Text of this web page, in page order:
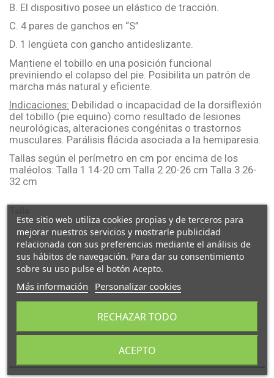
B. El dispositivo posee un elástico de tracción.
C. 4 pares de ganchos en “S”
D. 1 lengüeta con gancho antideslizante.
Mantiene el tobillo en una posición funcional
previniendo el colapso del pie. Posibilita un patrón de
marcha más natural y eficiente.
Indicaciones: Debilidad o incapacidad de la dorsiflexión
del tobillo (pie equino) como resultado de lesiones
neurológicas, alteraciones congénitas o trastornos
musculares. Parálisis flácida asociada a la hemiparesia.
Tallas según el perímetro en cm por encima de los
maléolos: Talla 1 14-20 cm Talla 2 20-26 cm Talla 3 26-
32 cm
Este sitio web utiliza cookies propias y de terceros para
mejorar nuestros servicios y mostrarle publicidad
relacionada con sus preferencias mediante el análisis de
sus hábitos de navegación. Para dar su consentimiento
sobre su uso pulse el botón Acepto.
Más información Personalizar cookies
RECHAZAR TODO
ACEPTO